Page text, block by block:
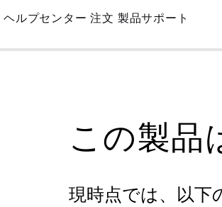
Skip
Main
ヘルプセンター 注文 製品サポート
この製品
現時点では、以下